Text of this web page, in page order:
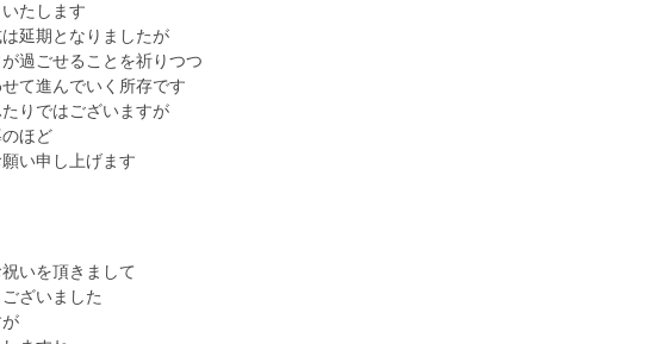
たします
延期となりましたが
過ごせることを祈りつつ
て進んでいく所存です
りではございますが
ほど
い申し上げます
いを頂きまして
ざいました